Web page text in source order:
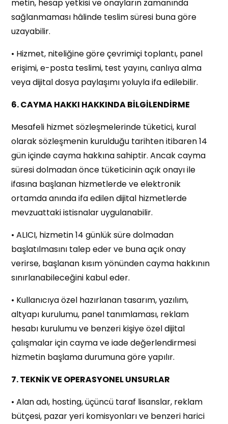
metin, hesap yetkisi ve onayların zamanında
sağlanmaması hâlinde teslim süresi buna göre
uzayabilir.
• Hizmet, niteliğine göre çevrimiçi toplantı, panel
erişimi, e-posta teslimi, test yayını, canlıya alma
veya dijital dosya paylaşımı yoluyla ifa edilebilir.
6. CAYMA HAKKI HAKKINDA BİLGİLENDİRME
Mesafeli hizmet sözleşmelerinde tüketici, kural
olarak sözleşmenin kurulduğu tarihten itibaren 14
gün içinde cayma hakkına sahiptir. Ancak cayma
süresi dolmadan önce tüketicinin açık onayı ile
ifasına başlanan hizmetlerde ve elektronik
ortamda anında ifa edilen dijital hizmetlerde
mevzuattaki istisnalar uygulanabilir.
• ALICI, hizmetin 14 günlük süre dolmadan
başlatılmasını talep eder ve buna açık onay
verirse, başlanan kısım yönünden cayma hakkının
sınırlanabileceğini kabul eder.
• Kullanıcıya özel hazırlanan tasarım, yazılım,
altyapı kurulumu, panel tanımlaması, reklam
hesabı kurulumu ve benzeri kişiye özel dijital
çalışmalar için cayma ve iade değerlendirmesi
hizmetin başlama durumuna göre yapılır.
7. TEKNİK VE OPERASYONEL UNSURLAR
• Alan adı, hosting, üçüncü taraf lisanslar, reklam
bütçesi, pazar yeri komisyonları ve benzeri harici